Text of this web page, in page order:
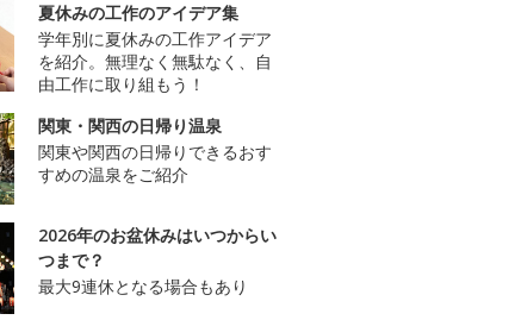
夏休みの工作のアイデア集
学年別に夏休みの工作アイデア
を紹介。無理なく無駄なく、自
由工作に取り組もう！
関東・関西の日帰り温泉
関東や関西の日帰りできるおす
すめの温泉をご紹介
2026年のお盆休みはいつからい
つまで？
最大9連休となる場合もあり